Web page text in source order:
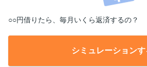
○○円借りたら、毎月いくら返済するの？
シミュレーションす